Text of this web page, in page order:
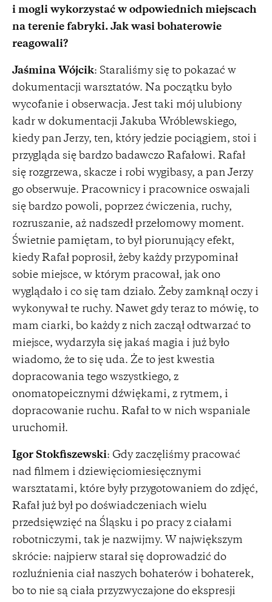
i mogli wykorzystać w odpowiednich miejscach
na terenie fabryki. Jak wasi bohaterowie
reagowali?
Jaśmina Wójcik: Staraliśmy się to pokazać w
dokumentacji warsztatów. Na początku było
wycofanie i obserwacja. Jest taki mój ulubiony
kadr w dokumentacji Jakuba Wróblewskiego,
kiedy pan Jerzy, ten, który jedzie pociągiem, stoi i
przygląda się bardzo badawczo Rafałowi. Rafał
się rozgrzewa, skacze i robi wygibasy, a pan Jerzy
go obserwuje. Pracownicy i pracownice oswajali
się bardzo powoli, poprzez ćwiczenia, ruchy,
rozruszanie, aż nadszedł przełomowy moment.
Świetnie pamiętam, to był piorunujący efekt,
kiedy Rafał poprosił, żeby każdy przypominał
sobie miejsce, w którym pracował, jak ono
wyglądało i co się tam działo. Żeby zamknął oczy i
wykonywał te ruchy. Nawet gdy teraz to mówię, to
mam ciarki, bo każdy z nich zaczął odtwarzać to
miejsce, wydarzyła się jakaś magia i już było
wiadomo, że to się uda. Że to jest kwestia
dopracowania tego wszystkiego, z
onomatopeicznymi dźwiękami, z rytmem, i
dopracowanie ruchu. Rafał to w nich wspaniale
uruchomił.
Igor Stokfiszewski: Gdy zaczęliśmy pracować
nad filmem i dziewięciomiesięcznymi
warsztatami, które były przygotowaniem do zdjęć,
Rafał już był po doświadczeniach wielu
przedsięwzięć na Śląsku i po pracy z ciałami
robotniczymi, tak je nazwijmy. W największym
skrócie: najpierw starał się doprowadzić do
rozluźnienia ciał naszych bohaterów i bohaterek,
bo to nie są ciała przyzwyczajone do ekspresji